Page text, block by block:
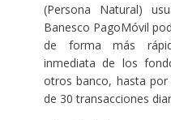
(Persona Natural)
Banesco PagoMóvil
de forma más
inmediata de los
otros banco, hasta
de 30 transacciones